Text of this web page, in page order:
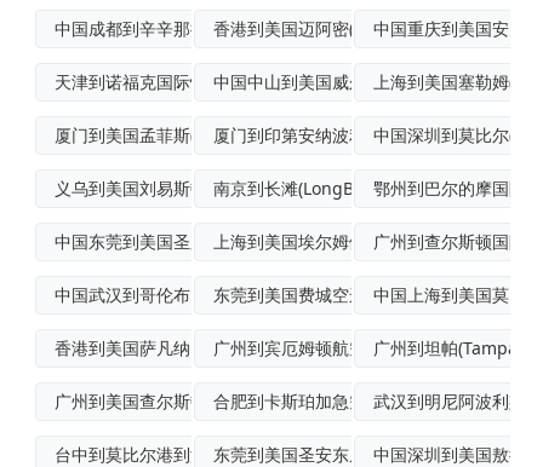
中国成都到辛辛那提国际快递香港到美国迈阿密(Miami)海洋运输
中国重庆到美国安克
天津到诺福克国际快递中国中山到美国威尔明顿(Wilmingt
上海到美国塞勒姆
厦门到美国孟菲斯(Memphis)飞机运
厦门到印第安纳波利斯海运中国深圳到莫比尔
义乌到美国刘易斯顿空运南京到长滩(LongBeach)班轮运输
鄂州到巴尔的摩国际
中国东莞到美国圣路易斯(St.Louis上海到美国埃尔姆伍德帕克(Elmwood
广州到查尔斯顿国际
中国武汉到哥伦布国际多式联运东莞到美国费城空运派送中国上海到美国莫比
香港到美国萨凡纳FCL海运广州到宾厄姆顿航空快递广州到坦帕(Tampa)
广州到美国查尔斯顿(Charleston合肥到卡斯珀加急空运武汉到明尼阿波利斯
台中到莫比尔港到港海运东莞到美国圣安东尼奥(SanAntoni
中国深圳到美国敖德